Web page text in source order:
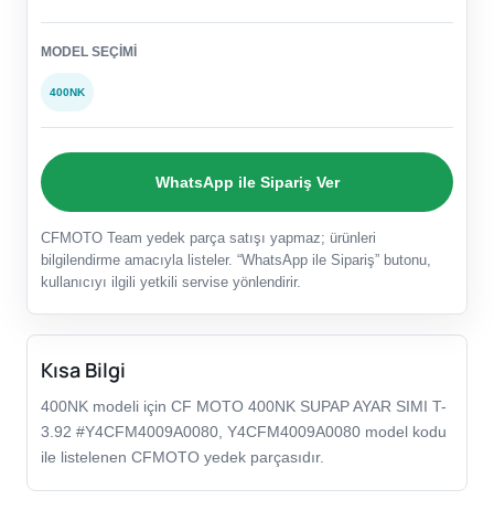
MODEL SEÇIMI
400NK
WhatsApp ile Sipariş Ver
CFMOTO Team yedek parça satışı yapmaz; ürünleri
bilgilendirme amacıyla listeler. “WhatsApp ile Sipariş” butonu,
kullanıcıyı ilgili yetkili servise yönlendirir.
Kısa Bilgi
400NK modeli için CF MOTO 400NK SUPAP AYAR SIMI T-
3.92 #Y4CFM4009A0080, Y4CFM4009A0080 model kodu
ile listelenen CFMOTO yedek parçasıdır.